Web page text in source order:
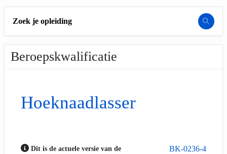
Zoek je opleiding
Beroepskwalificatie
Hoeknaadlasser
BK-0236-4
Dit is de actuele versie van de